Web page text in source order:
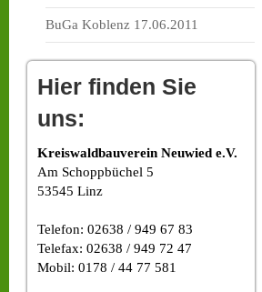
BuGa Koblenz 17.06.2011
Hier finden Sie
uns:
Kreiswaldbauverein Neuwied e.V.
Am Schoppbüchel 5
53545 Linz
Telefon: 02638 / 949 67 83
Telefax: 02638 / 949 72 47
Mobil: 0178 / 44 77 581